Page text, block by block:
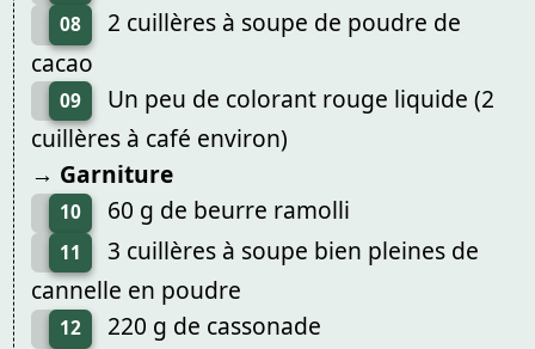
08
2 cuillères à soupe de poudre de
cacao
09
Un peu de colorant rouge liquide (2
cuillères à café environ)
→ Garniture
10 60 g de beurre ramolli
11
3 cuillères à soupe bien pleines de
cannelle en poudre
12
220 g de cassonade